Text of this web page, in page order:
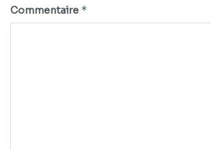
Commentaire *